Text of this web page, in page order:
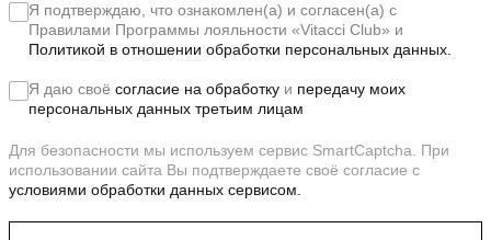
Я подтверждаю, что ознакомлен(а) и согласен(а) с
Правилами Программы лояльности «Vitacci Club» и
Политикой в отношении обработки персональных данных.
Я даю своё согласие на обработку и передачу моих
персональных данных третьим лицам
Для безопасности мы используем сервис SmartCaptcha. При
использовании сайта Вы подтверждаете своё согласие с
условиями обработки данных сервисом.